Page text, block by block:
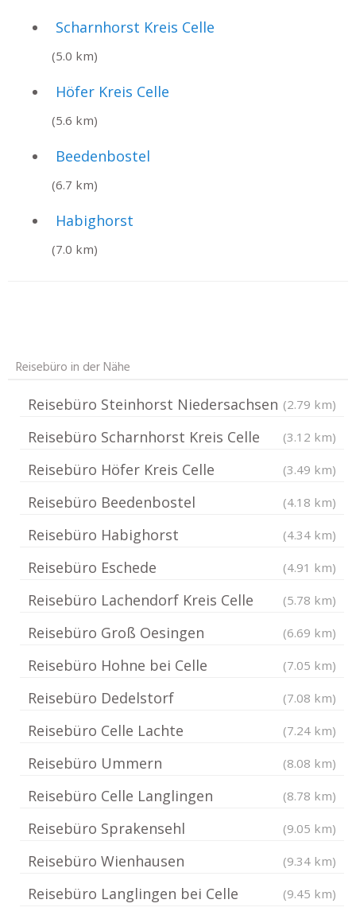
Scharnhorst Kreis Celle
(5.0 km)
Höfer Kreis Celle
(5.6 km)
Beedenbostel
(6.7 km)
Habighorst
(7.0 km)
Reisebüro in der Nähe
Reisebüro Steinhorst Niedersachsen (2.79 km)
Reisebüro Scharnhorst Kreis Celle (3.12 km)
Reisebüro Höfer Kreis Celle (3.49 km)
Reisebüro Beedenbostel (4.18 km)
Reisebüro Habighorst (4.34 km)
Reisebüro Eschede (4.91 km)
Reisebüro Lachendorf Kreis Celle (5.78 km)
Reisebüro Groß Oesingen (6.69 km)
Reisebüro Hohne bei Celle (7.05 km)
Reisebüro Dedelstorf (7.08 km)
Reisebüro Celle Lachte (7.24 km)
Reisebüro Ummern (8.08 km)
Reisebüro Celle Langlingen (8.78 km)
Reisebüro Sprakensehl (9.05 km)
Reisebüro Wienhausen (9.34 km)
Reisebüro Langlingen bei Celle (9.45 km)